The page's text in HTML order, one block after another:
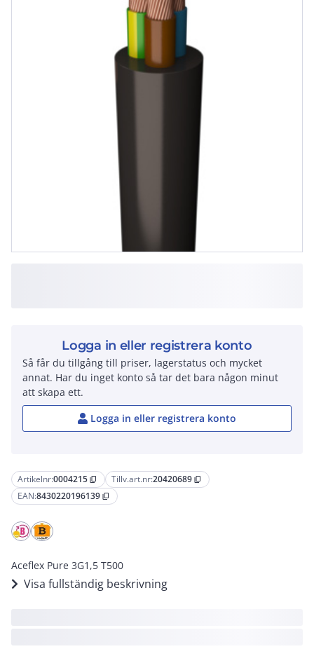
Artikelnr:0004215 content_copy Tillv.art.nr:20420689 content_copy
EAN:8430220196139 content_copy
Aceflex Pure 3G1,5 T500
Visa fullständig beskrivning
Logga in eller registrera konto
Så får du tillgång till priser, lagerstatus och mycket
annat. Har du inget konto så tar det bara någon minut
att skapa ett.
Logga in eller registrera konto